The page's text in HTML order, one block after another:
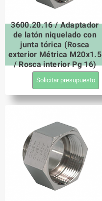
3600.20.16 / Adaptador
de latón niquelado con
junta tórica (Rosca
exterior Métrica M20x1.5
/ Rosca interior Pg 16)
Solicitar presupuesto